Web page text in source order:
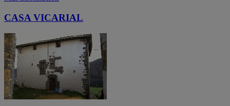
CASA VICARIAL